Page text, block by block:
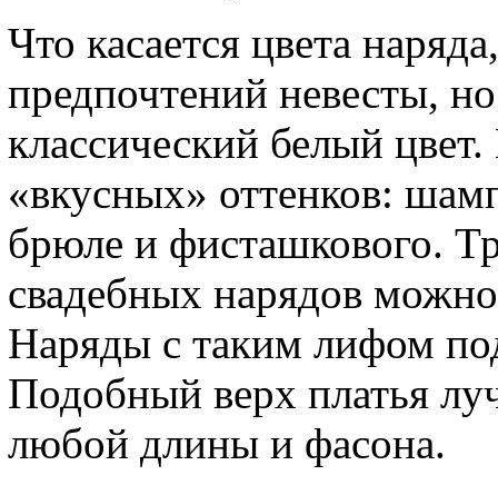
Что касается цвета
предпочтений невесты,
классический белый
«вкусных» оттенков:
брюле и фисташкового.
свадебных нарядов
Наряды с таким лифом
Подобный верх платья
любой длины и фасона.